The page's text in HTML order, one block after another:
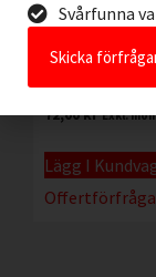
Halogenfri
– Första
72,00kr Exkl.
Lägg I
Svårfunna
Skicka